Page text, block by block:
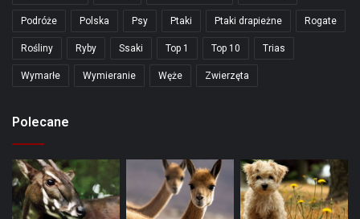
Podróże Polska Psy Ptaki Ptaki drapieżne Rogate
Rośliny Ryby Ssaki Top 1 Top 10 Trias
Wymarłe Wymieranie Węże Zwierzęta
Polecane